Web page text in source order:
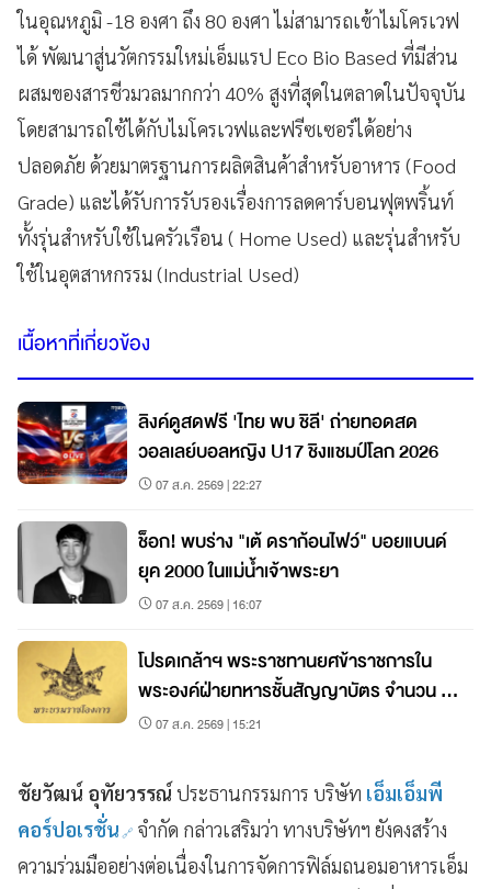
ในอุณหภูมิ -18 องศา ถึง 80 องศา ไม่สามารถเข้าไมโครเวฟ
ได้ พัฒนาสู่นวัตกรรมใหม่เอ็มแรป Eco Bio Based ที่มีส่วน
ผสมของสารชีวมวลมากกว่า 40% สูงที่สุดในตลาดในปัจจุบัน
โดยสามารถใช้ได้กับไมโครเวฟและฟรีซเซอร์ได้อย่าง
ปลอดภัย ด้วยมาตรฐานการผลิตสินค้าสำหรับอาหาร (Food
Grade) และได้รับการรับรองเรื่องการลดคาร์บอนฟุตพริ้นท์
ทั้งรุ่นสำหรับใช้ในครัวเรือน ( Home Used) และรุ่นสำหรับ
ใช้ในอุตสาหกรรม (Industrial Used)
เนื้อหาที่เกี่ยวข้อง
ลิงค์ดูสดฟรี 'ไทย พบ ชิลี' ถ่ายทอดสด
วอลเลย์บอลหญิง U17 ชิงแชมป์โลก 2026
07 ส.ค. 2569 | 22:27
ช็อก! พบร่าง "เต้ ดราก้อนไฟว์" บอยแบนด์
ยุค 2000 ในแม่น้ำเจ้าพระยา
07 ส.ค. 2569 | 16:07
โปรดเกล้าฯ พระราชทานยศข้าราชการใน
พระองค์ฝ่ายทหารชั้นสัญญาบัตร จำนวน 19
นาย07 ส.ค. 2569 | 15:21
ชัยวัฒน์ อุทัยวรรณ์ ประธานกรรมการ บริษัท เอ็มเอ็มพี
คอร์ปอเรชั่น จำกัด กล่าวเสริมว่า ทางบริษัทฯ ยังคงสร้าง
ความร่วมมืออย่างต่อเนื่องในการจัดการฟิล์มถนอมอาหารเอ็ม